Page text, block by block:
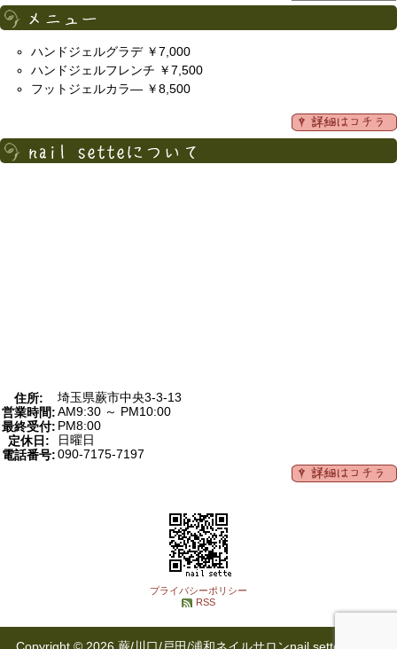
ハンドジェルグラデ ￥7,000
ハンドジェルフレンチ ￥7,500
フットジェルカラ― ￥8,500
住所:
埼玉県蕨市中央3-3-13
営業時間:AM9:30 ～ PM10:00
最終受付: PM8:00
定休日:
日曜日
電話番号:090-7175-7197
プライバシーポリシー
RSS